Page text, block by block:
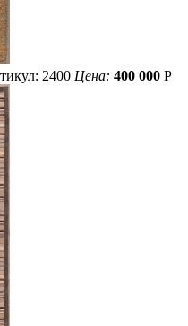
2400 Цена: 400 000 Р